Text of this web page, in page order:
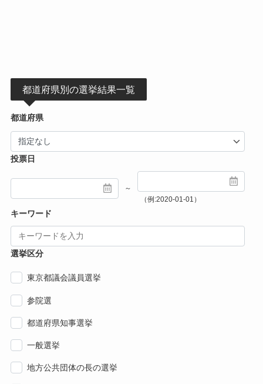
都道府県別の選挙結果一覧
都道府県
投票日
～
（例:2020-01-01）
キーワード
選挙区分
東京都議会議員選挙
参院選
都道府県知事選挙
一般選挙
地方公共団体の長の選挙